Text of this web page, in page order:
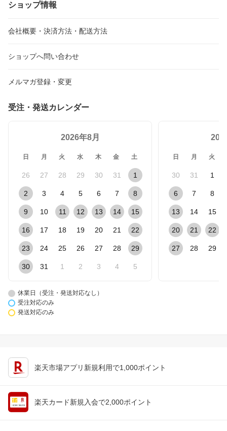
ショップ情報
会社概要・決済方法・配送方法
ショップへ問い合わせ
メルマガ登録・変更
受注・発送カレンダー
2026年8月
日 月 火 水 木 金 土
26 27 28 29 30 31 1
2 3 4 5 6 7 8
9 10 11 12 13 14 15
16 17 18 19 20 21 22
23 24 25 26 27 28 29
30 31 1 2 3 4 5
日 月 火
30 31 1
6 7 8
13 14 15
20 21 22
27 28 29
休業日（受注・発送対応なし）
受注対応のみ
発送対応のみ
楽天市場アプリ新規利用で1,000ポイント
楽天カード新規入会で2,000ポイント